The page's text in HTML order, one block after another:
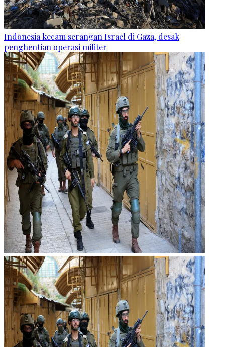
Indonesia kecam serangan Israel di Gaza, desak
penghentian operasi militer